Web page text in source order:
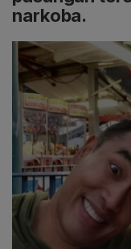
narkoba.